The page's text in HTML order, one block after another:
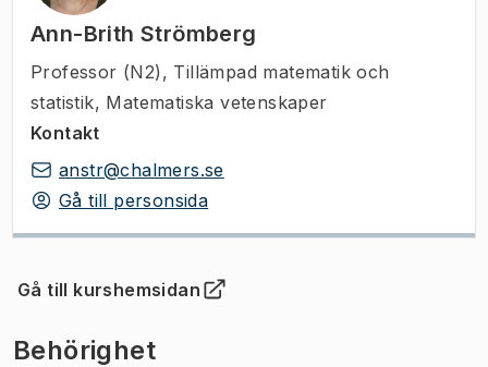
Ann-Brith Strömberg
Professor (N2) , Tillämpad matematik och
statistik, Matematiska vetenskaper
Kontakt
anstr@chalmers.se
Gå till personsida
Gå till kurshemsidan
(Öppnas i ny flik)
Behörighet